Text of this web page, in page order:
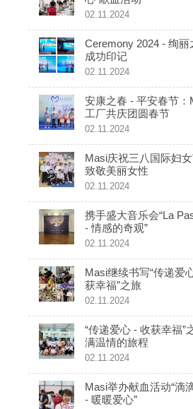
02.11.2024
Ceremony 2024 - 绚丽
成功印记
02.11.2024
安康之春 - 平安春节：
工厂共庆团圆春节
02.11.2024
Masi庆祝三八国际妇女
致敬美丽女性
02.11.2024
携手盛大音乐会“La
- 情感的奇观”
02.11.2024
Masi继续书写“传递爱
获幸福”之旅
02.11.2024
“传递爱心 - 收获幸福”
满温情的旅程
02.11.2024
Masi举办献血活动“滴
- 暖暖爱心”